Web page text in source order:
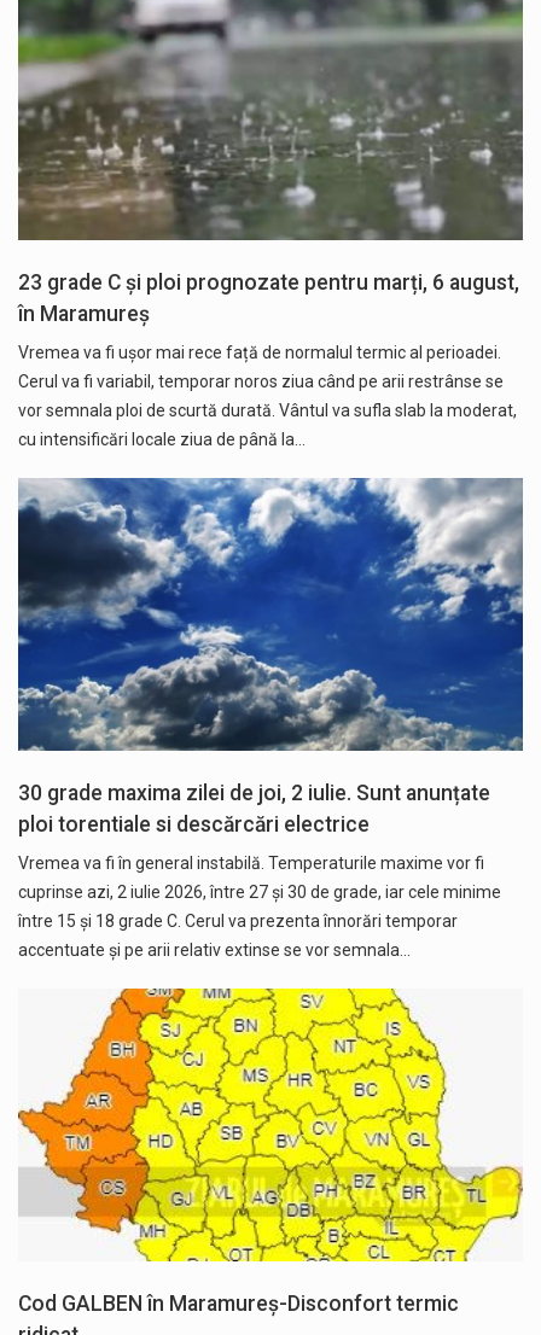
23 grade C și ploi prognozate pentru marți, 6 august,
în Maramureș
Vremea va fi ușor mai rece față de normalul termic al perioadei.
Cerul va fi variabil, temporar noros ziua când pe arii restrânse se
vor semnala ploi de scurtă durată. Vântul va sufla slab la moderat,
cu intensificări locale ziua de până la…
30 grade maxima zilei de joi, 2 iulie. Sunt anunțate
ploi torentiale si descărcări electrice
Vremea va fi în general instabilă. Temperaturile maxime vor fi
cuprinse azi, 2 iulie 2026, între 27 și 30 de grade, iar cele minime
între 15 și 18 grade C. Cerul va prezenta înnorări temporar
accentuate și pe arii relativ extinse se vor semnala…
Cod GALBEN în Maramureș-Disconfort termic